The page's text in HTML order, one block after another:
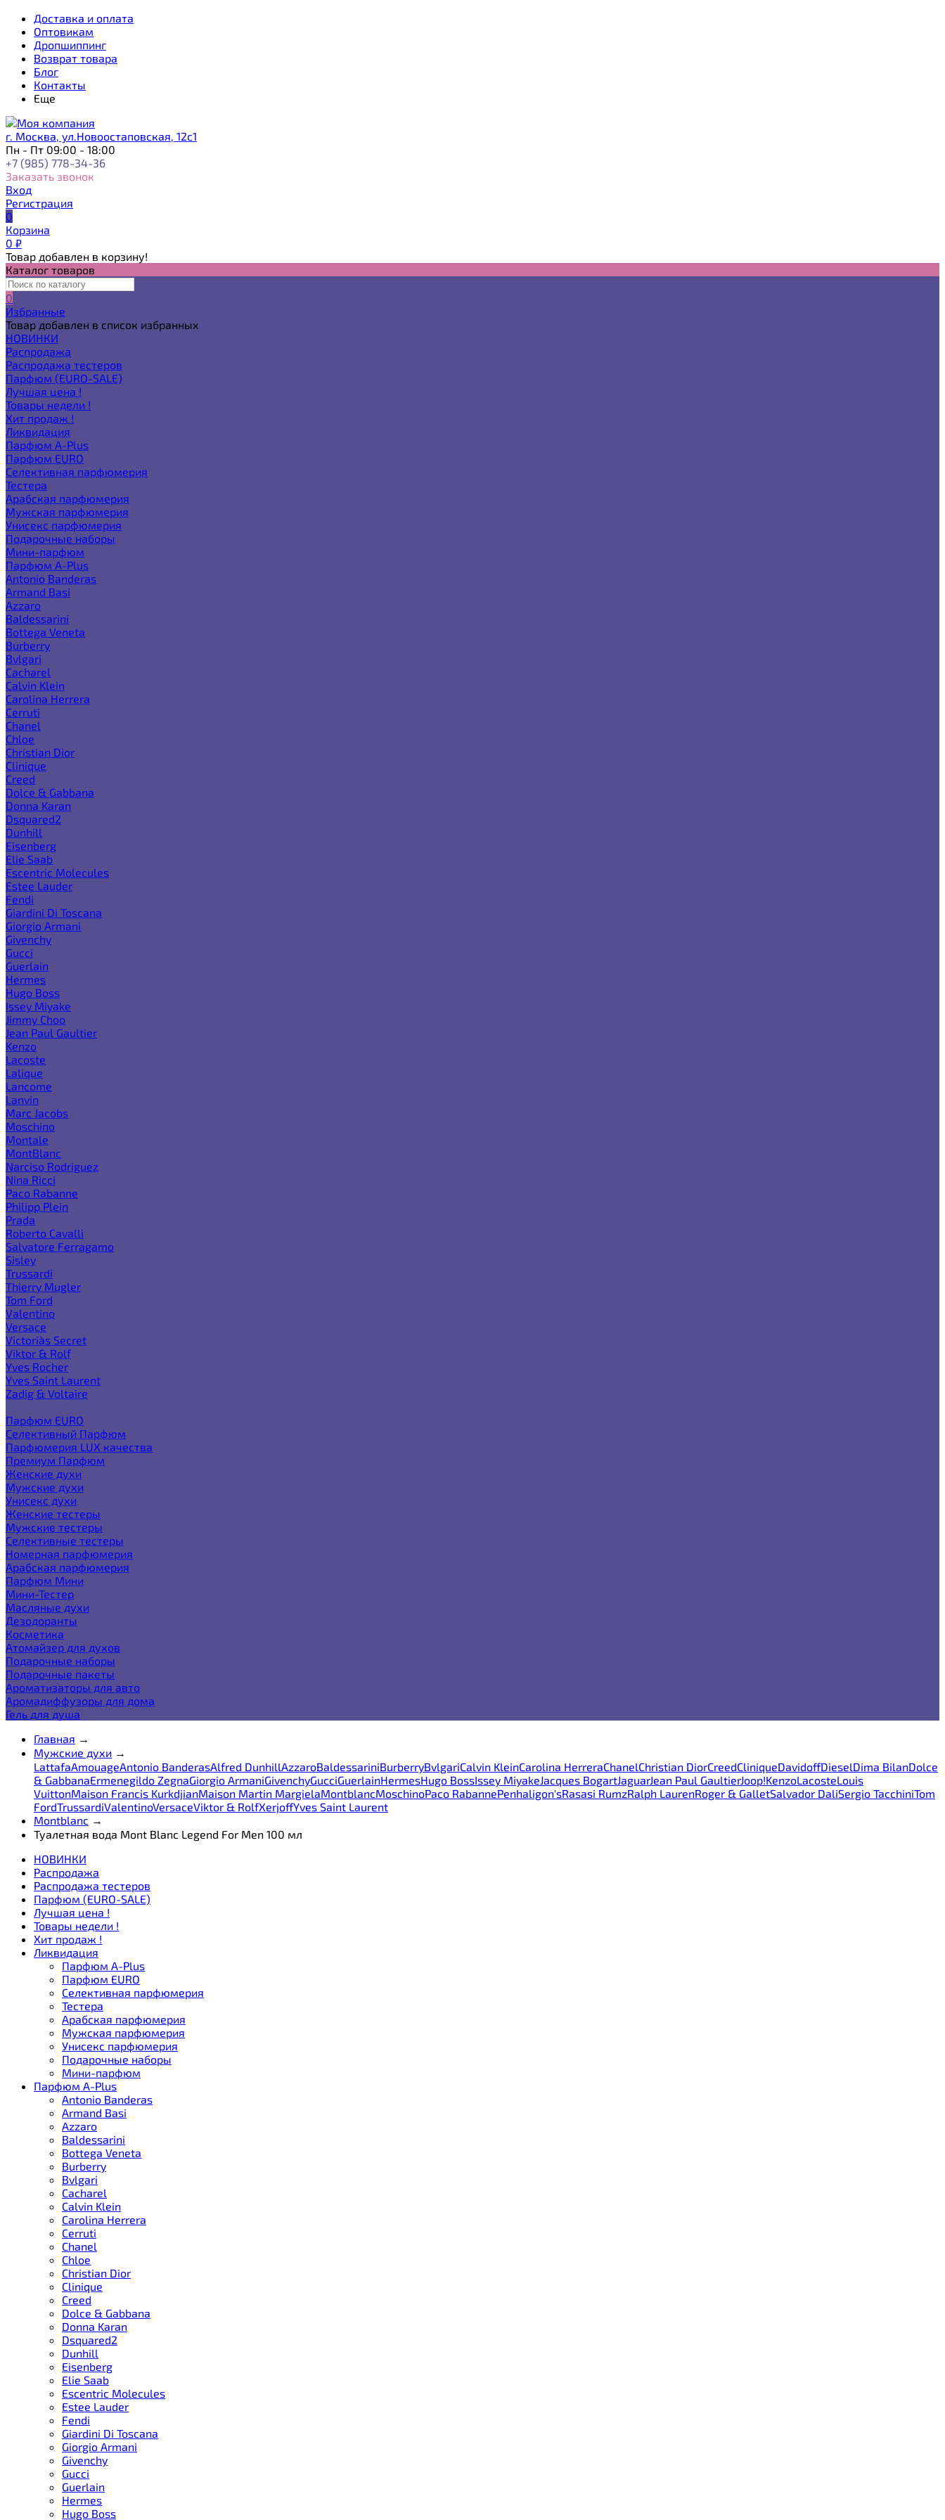
Доставка и оплата
Оптовикам
Дропшиппинг
Возврат товара
Блог
Контакты
Еще
г. Москва, ул.Новоостаповская, 12с1
Пн - Пт 09:00 - 18:00
+7 (985) 778-34-36
Заказать звонок
Вход
Регистрация
0
Корзина
0 ₽
Товар добавлен в корзину!
Каталог товаров
0
Избранные
Товар добавлен в список избранных
НОВИНКИ
Распродажа
Распродажа тестеров
Парфюм (EURO-SALE)
Лучшая цена !
Товары недели !
Хит продаж !
Ликвидация
Парфюм A-Plus
Парфюм EURO
Селективная парфюмерия
Тестера
Арабская парфюмерия
Мужская парфюмерия
Унисекс парфюмерия
Подарочные наборы
Мини-парфюм
Парфюм A-Plus
Antonio Banderas
Armand Basi
Azzaro
Baldessarini
Bottega Veneta
Burberry
Bvlgari
Cacharel
Calvin Klein
Carolina Herrera
Cerruti
Chanel
Chloe
Christian Dior
Clinique
Creed
Dolce & Gabbana
Donna Karan
Dsquared2
Dunhill
Eisenberg
Elie Saab
Escentric Molecules
Estee Lauder
Fendi
Giardini Di Toscana
Giorgio Armani
Givenchy
Gucci
Guerlain
Hermes
Hugo Boss
Issey Miyake
Jimmy Choo
Jean Paul Gaultier
Kenzo
Lacoste
Lalique
Lancome
Lanvin
Marc Jacobs
Moschino
Montale
MontBlanc
Narciso Rodriguez
Nina Ricci
Paco Rabanne
Philipp Plein
Prada
Roberto Cavalli
Salvatore Ferragamo
Sisley
Trussardi
Thierry Mugler
Tom Ford
Valentino
Versace
Victoria`s Secret
Viktor & Rolf
Yves Rocher
Yves Saint Laurent
Zadig & Voltaire
Парфюм EURO
Селективный Парфюм
Парфюмерия LUX качества
Премиум Парфюм
Женские духи
Мужские духи
Унисекс духи
Женские тестеры
Мужские тестеры
Селективные тестеры
Номерная парфюмерия
Арабская парфюмерия
Парфюм Мини
Мини-Тестер
Масляные духи
Дезодоранты
Косметика
Атомайзер для духов
Подарочные наборы
Подарочные пакеты
Ароматизаторы для авто
Аромадиффузоры для дома
Гель для душа
Главная →
Мужские духи →
LattafaAmouageAntonio BanderasAlfred DunhillAzzaroBaldessariniBurberryBvlgariCalvin KleinCarolina HerreraChanelChristian DiorCreedCliniqueDavidoffDieselDima BilanDolce
& GabbanaErmenegildo ZegnaGiorgio ArmaniGivenchyGucciGuerlainHermesHugo BossIssey MiyakeJacques BogartJaguarJean Paul GaultierJoop!KenzoLacosteLouis
VuittonMaison Francis KurkdjianMaison Martin MargielaMontblancMoschinoPaco RabannePenhaligon'sRasasi RumzRalph LaurenRoger & GalletSalvador DaliSergio TacchiniTom
FordTrussardiValentinoVersaceViktor & RolfXerjoffYves Saint Laurent
Montblanc →
Туалетная вода Mont Blanc Legend For Men 100 мл
НОВИНКИ
Распродажа
Распродажа тестеров
Парфюм (EURO-SALE)
Лучшая цена !
Товары недели !
Хит продаж !
Ликвидация
Парфюм A-Plus
Парфюм EURO
Селективная парфюмерия
Тестера
Арабская парфюмерия
Мужская парфюмерия
Унисекс парфюмерия
Подарочные наборы
Мини-парфюм
Парфюм A-Plus
Antonio Banderas
Armand Basi
Azzaro
Baldessarini
Bottega Veneta
Burberry
Bvlgari
Cacharel
Calvin Klein
Carolina Herrera
Cerruti
Chanel
Chloe
Christian Dior
Clinique
Creed
Dolce & Gabbana
Donna Karan
Dsquared2
Dunhill
Eisenberg
Elie Saab
Escentric Molecules
Estee Lauder
Fendi
Giardini Di Toscana
Giorgio Armani
Givenchy
Gucci
Guerlain
Hermes
Hugo Boss